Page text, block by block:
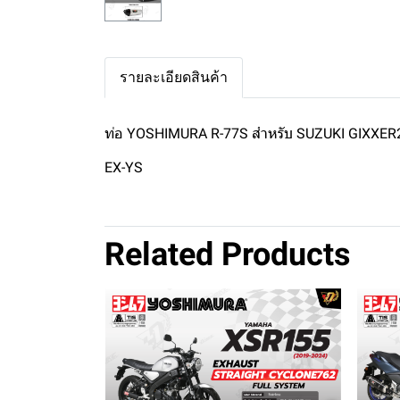
รายละเอียดสินค้า
ท่อ YOSHIMURA R-77S สำหรับ SUZUKI
EX-YS
Related Products